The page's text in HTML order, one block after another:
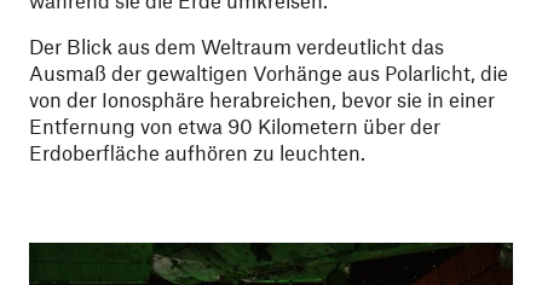
Der Blick aus dem Weltraum verdeutlicht das
Ausmaß der gewaltigen Vorhänge aus Polarlicht, die
von der Ionosphäre herabreichen, bevor sie in einer
Entfernung von etwa 90 Kilometern über der
Erdoberfläche aufhören zu leuchten.